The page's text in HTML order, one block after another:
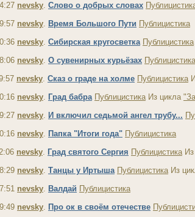
nevsky. Слово о добрых словах
nevsky. Время Большого Пути Публицистика
nevsky. Сибирская кругосветка Публицистика
nevsky. О сувенирных курьёзах Публицистика
nevsky. Сказ о граде на холме Публицистика
nevsky. Град бабра ПублицистикаИз цикла
nevsky. И включил седьмой ангел трубу...
nevsky. Папка "Итоги года" Публицистика
nevsky. Град святого Сергия ПублицистикаИз
nevsky. Танцы у Иртыша ПублицистикаИз
nevsky. Валдай Публицистика
nevsky. Про ок в своём отечестве